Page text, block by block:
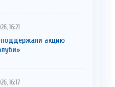
16:21
поддержали акцию
16:17